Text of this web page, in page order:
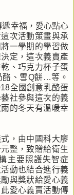
幸福，愛心點心
次活動策畫與承
一學期的學習做
定，這次義賣產
、巧克力杯子蛋
酪、雪Q餅…等。
全國創意乳酪蛋
社參與這次的義
的冬天有溫暖幸
，由中國科大廖
整，致贈給衛生
主要照護失智症
動也結合進行義
與獎狀給愛心義
愛心義賣活動傳